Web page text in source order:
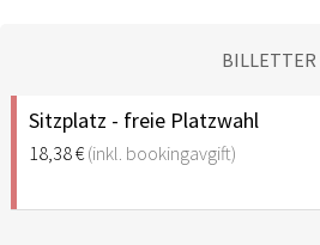
BILLETTER
Sitzplatz - freie Platzwahl
18,38 €(inkl. bookingavgift)